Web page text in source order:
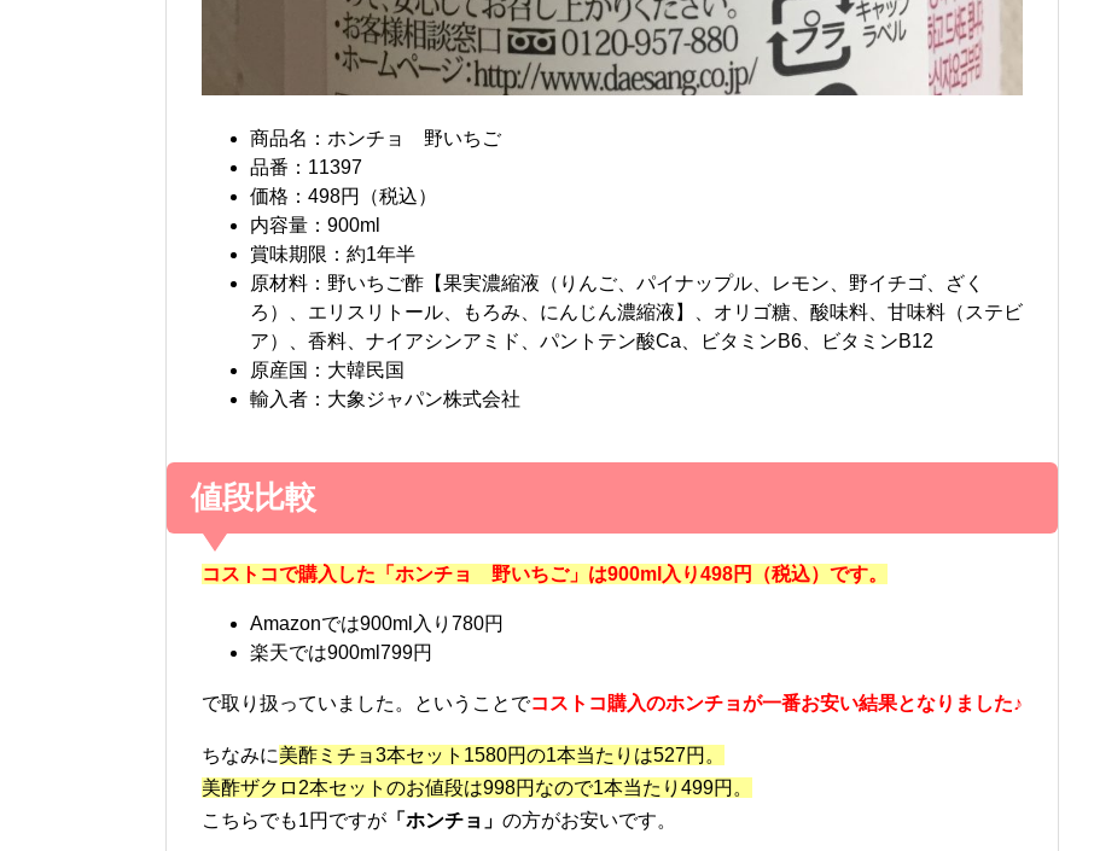
商品名：ホンチョ 野いちご
品番：11397
価格：498円（税込）
内容量：900ml
賞味期限：約1年半
原材料：野いちご酢【果実濃縮液（りんご、パイナップル、レモン、野イチゴ、ざく
ろ）、エリスリトール、もろみ、にんじん濃縮液】、オリゴ糖、酸味料、甘味料（ステビ
ア）、香料、ナイアシンアミド、パントテン酸Ca、ビタミンB6、ビタミンB12
原産国：大韓民国
輸入者：大象ジャパン株式会社
値段比較
コストコで購入した「ホンチョ 野いちご」は900ml入り498円（税込）です。
Amazonでは900ml入り780円
楽天では900ml799円
で取り扱っていました。ということでコストコ購入のホンチョが一番お安い結果となりました♪
ちなみに美酢ミチョ3本セット1580円の1本当たりは527円。
美酢ザクロ2本セットのお値段は998円なので1本当たり499円。
こちらでも1円ですが 「ホンチョ」 の方がお安いです。